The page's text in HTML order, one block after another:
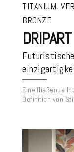
TITANIUM,
BRONZE
DRIPART
Futuristische
Eine fließende
Definition von